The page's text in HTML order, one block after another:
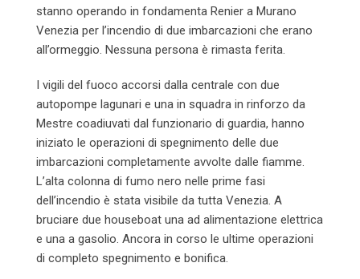
stanno operando in fondamenta Renier a Murano
Venezia per l’incendio di due imbarcazioni che erano
all’ormeggio. Nessuna persona è rimasta ferita.
I vigili del fuoco accorsi dalla centrale con due
autopompe lagunari e una in squadra in rinforzo da
Mestre coadiuvati dal funzionario di guardia, hanno
iniziato le operazioni di spegnimento delle due
imbarcazioni completamente avvolte dalle fiamme.
L’alta colonna di fumo nero nelle prime fasi
dell’incendio è stata visibile da tutta Venezia. A
bruciare due houseboat una ad alimentazione elettrica
e una a gasolio. Ancora in corso le ultime operazioni
di completo spegnimento e bonifica.